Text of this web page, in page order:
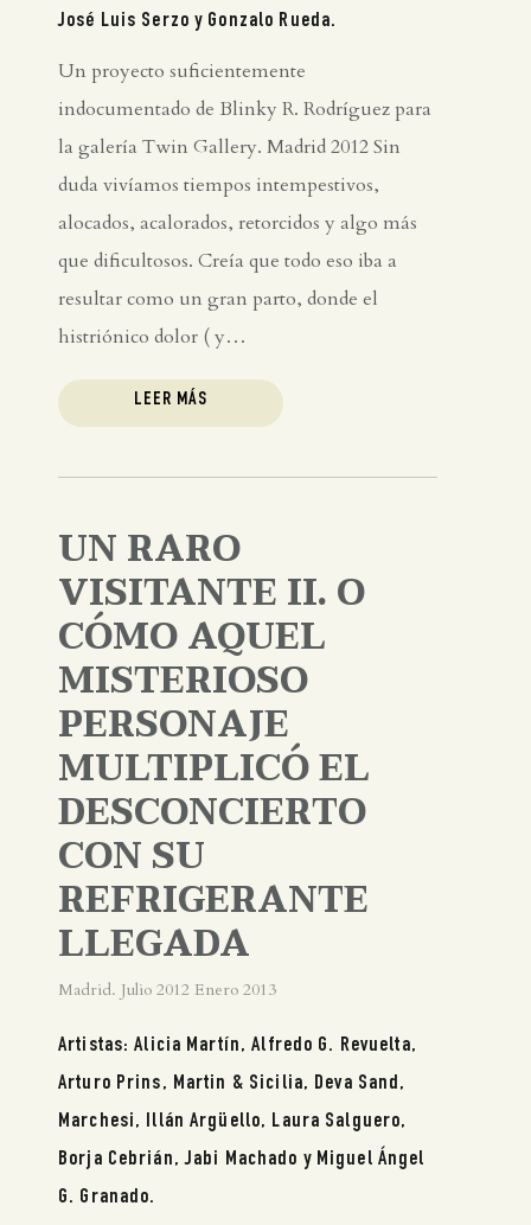
José Luis Serzo y Gonzalo Rueda.
Un proyecto suficientemente
indocumentado de Blinky R. Rodríguez para
la galería Twin Gallery. Madrid 2012 Sin
duda vivíamos tiempos intempestivos,
alocados, acalorados, retorcidos y algo más
que dificultosos. Creía que todo eso iba a
resultar como un gran parto, donde el
histriónico dolor ( y…
LEER MÁS
UN RARO
VISITANTE II. O
CÓMO AQUEL
MISTERIOSO
PERSONAJE
MULTIPLICÓ EL
DESCONCIERTO
CON SU
REFRIGERANTE
LLEGADA
Madrid. Julio 2012 Enero 2013
Artistas: Alicia Martín, Alfredo G. Revuelta,
Arturo Prins, Martin & Sicilia, Deva Sand,
Marchesi, Illán Argüello, Laura Salguero,
Borja Cebrián, Jabi Machado y Miguel Ángel
G. Granado.